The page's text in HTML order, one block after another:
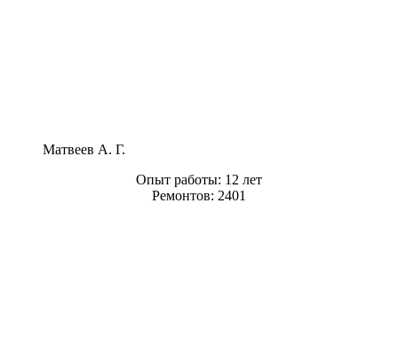
Матвеев А. Г.
Опыт работы: 12 лет
Ремонтов: 2401